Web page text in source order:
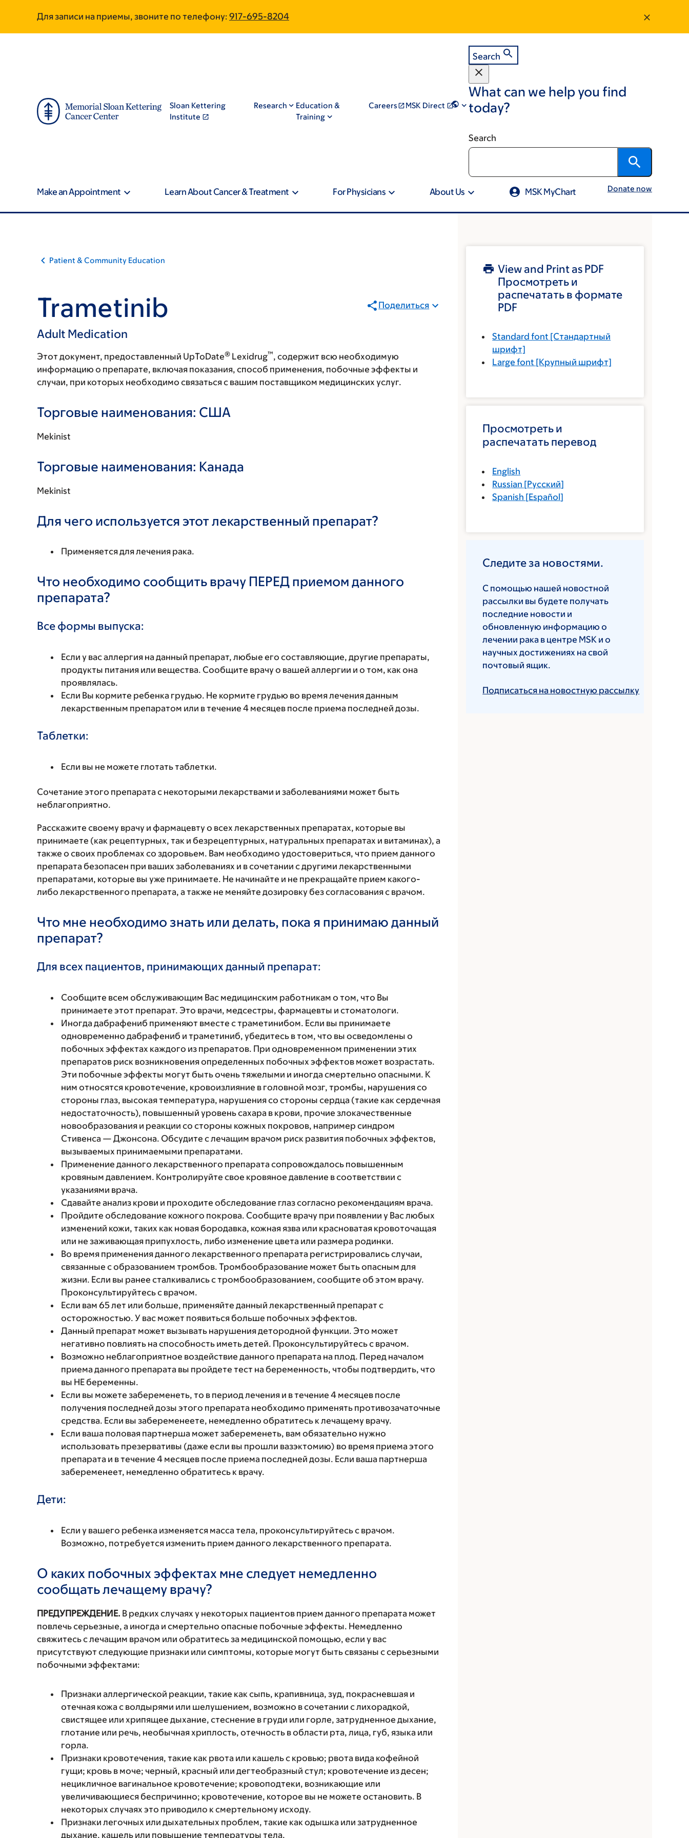
main
footer
Для записи на приемы, звоните по телефону: 917-695-8204
Sloan Kettering
Institute
Research
Education &
Training
Careers MSK Direct
Search
What can we help you find
today?
Search
Make an Appointment Learn About Cancer & Treatment For Physicians About Us MSK MyChart Donate now
Patient & Community Education
Trametinib
Adult Medication
Поделиться
Этот документ, предоставленный UpToDate® Lexidrug™, содержит всю необходимую
информацию о препарате, включая показания, способ применения, побочные эффекты и
случаи, при которых необходимо связаться с вашим поставщиком медицинских услуг.
Торговые наименования: США
Mekinist
Торговые наименования: Канада
Mekinist
Для чего используется этот лекарственный препарат?
Применяется для лечения рака.
Что необходимо сообщить врачу ПЕРЕД приемом данного
препарата?
Все формы выпуска:
Если у вас аллергия на данный препарат, любые его составляющие, другие препараты,
продукты питания или вещества. Сообщите врачу о вашей аллергии и о том, как она
проявлялась.
Если Вы кормите ребенка грудью. Не кормите грудью во время лечения данным
лекарственным препаратом или в течение 4 месяцев после приема последней дозы.
Таблетки:
Если вы не можете глотать таблетки.
Сочетание этого препарата с некоторыми лекарствами и заболеваниями может быть
неблагоприятно.
Расскажите своему врачу и фармацевту о всех лекарственных препаратах, которые вы
принимаете (как рецептурных, так и безрецептурных, натуральных препаратах и витаминах), а
также о своих проблемах со здоровьем. Вам необходимо удостовериться, что прием данного
препарата безопасен при ваших заболеваниях и в сочетании с другими лекарственными
препаратами, которые вы уже принимаете. Не начинайте и не прекращайте прием какого-
либо лекарственного препарата, а также не меняйте дозировку без согласования с врачом.
Что мне необходимо знать или делать, пока я принимаю данный
препарат?
Для всех пациентов, принимающих данный препарат:
Сообщите всем обслуживающим Вас медицинским работникам о том, что Вы
принимаете этот препарат. Это врачи, медсестры, фармацевты и стоматологи.
Иногда дабрафениб применяют вместе с траметинибом. Если вы принимаете
одновременно дабрафениб и траметиниб, убедитесь в том, что вы осведомлены о
побочных эффектах каждого из препаратов. При одновременном применении этих
препаратов риск возникновения определенных побочных эффектов может возрастать.
Эти побочные эффекты могут быть очень тяжелыми и иногда смертельно опасными. К
ним относятся кровотечение, кровоизлияние в головной мозг, тромбы, нарушения со
стороны глаз, высокая температура, нарушения со стороны сердца (такие как сердечная
недостаточность), повышенный уровень сахара в крови, прочие злокачественные
новообразования и реакции со стороны кожных покровов, например синдром
Стивенса — Джонсона. Обсудите с лечащим врачом риск развития побочных эффектов,
вызываемых принимаемыми препаратами.
Применение данного лекарственного препарата сопровождалось повышенным
кровяным давлением. Контролируйте свое кровяное давление в соответствии с
указаниями врача.
Сдавайте анализ крови и проходите обследование глаз согласно рекомендациям врача.
Пройдите обследование кожного покрова. Сообщите врачу при появлении у Вас любых
изменений кожи, таких как новая бородавка, кожная язва или красноватая кровоточащая
или не заживающая припухлость, либо изменение цвета или размера родинки.
Во время применения данного лекарственного препарата регистрировались случаи,
связанные с образованием тромбов. Тромбообразование может быть опасным для
жизни. Если вы ранее сталкивались с тромбообразованием, сообщите об этом врачу.
Проконсультируйтесь с врачом.
Если вам 65 лет или больше, применяйте данный лекарственный препарат с
осторожностью. У вас может появиться больше побочных эффектов.
Данный препарат может вызывать нарушения детородной функции. Это может
негативно повлиять на способность иметь детей. Проконсультируйтесь с врачом.
Возможно неблагоприятное воздействие данного препарата на плод. Перед началом
приема данного препарата вы пройдете тест на беременность, чтобы подтвердить, что
вы НЕ беременны.
Если вы можете забеременеть, то в период лечения и в течение 4 месяцев после
получения последней дозы этого препарата необходимо применять противозачаточные
средства. Если вы забеременеете, немедленно обратитесь к лечащему врачу.
Если ваша половая партнерша может забеременеть, вам обязательно нужно
использовать презервативы (даже если вы прошли вазэктомию) во время приема этого
препарата и в течение 4 месяцев после приема последней дозы. Если ваша партнерша
забеременеет, немедленно обратитесь к врачу.
Дети:
Если у вашего ребенка изменяется масса тела, проконсультируйтесь с врачом.
Возможно, потребуется изменить прием данного лекарственного препарата.
О каких побочных эффектах мне следует немедленно
сообщать лечащему врачу?
ПРЕДУПРЕЖДЕНИЕ. В редких случаях у некоторых пациентов прием данного препарата может
повлечь серьезные, а иногда и смертельно опасные побочные эффекты. Немедленно
свяжитесь с лечащим врачом или обратитесь за медицинской помощью, если у вас
присутствуют следующие признаки или симптомы, которые могут быть связаны с серьезными
побочными эффектами:
Признаки аллергической реакции, такие как сыпь, крапивница, зуд, покрасневшая и
отечная кожа с волдырями или шелушением, возможно в сочетании с лихорадкой,
свистящее или хрипящее дыхание, стеснение в груди или горле, затрудненное дыхание,
глотание или речь, необычная хриплость, отечность в области рта, лица, губ, языка или
горла.
Признаки кровотечения, такие как рвота или кашель с кровью; рвота вида кофейной
гущи; кровь в моче; черный, красный или дегтеобразный стул; кровотечение из десен;
нецикличное вагинальное кровотечение; кровоподтеки, возникающие или
увеличивающиеся беспричинно; кровотечение, которое вы не можете остановить. В
некоторых случаях это приводило к смертельному исходу.
Признаки легочных или дыхательных проблем, такие как одышка или затрудненное
дыхание, кашель или повышение температуры тела.
View and Print as PDF
Просмотреть и
распечатать в формате
PDF
Standard font [Стандартный
шрифт]
Large font [Крупный шрифт]
Просмотреть и
распечатать перевод
English
Russian [Русский]
Spanish [Español]
Следите за новостями.
С помощью нашей новостной
рассылки вы будете получать
последние новости и
обновленную информацию о
лечении рака в центре MSK и о
научных достижениях на свой
почтовый ящик.
Подписаться на новостную рассылку